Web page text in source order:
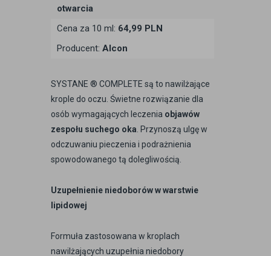
otwarcia
Cena za 10 ml: 64,99 PLN
Producent: Alcon
SYSTANE ® COMPLETE są to nawilżające
krople do oczu. Świetne rozwiązanie dla
osób wymagających leczenia objawów
zespołu suchego oka . Przynoszą ulgę w
odczuwaniu pieczenia i podrażnienia
spowodowanego tą dolegliwością.
Uzupełnienie niedoborów w warstwie
lipidowej
Formuła zastosowana w kroplach
nawilżających uzupełnia niedobory